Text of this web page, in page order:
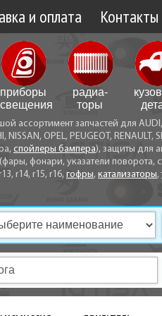
и оплата
по Минску
по Беларуси
оплаты
Контакты
Вакансии
приборы
радиа­
торы
ассортимент запчастей для AUDI,
OPEL, PEUGEOT, RENAULT,
спойлеры бампера), защиты для
фонари, указатели поворота,
r14, r15, r16, гофры, катализаторы,